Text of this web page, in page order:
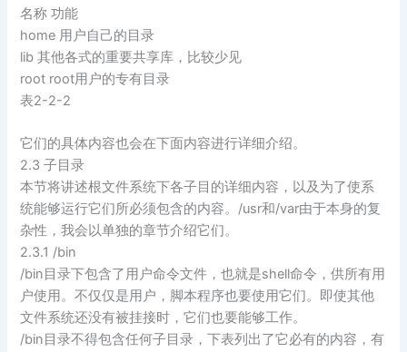
名称 功能
home 用户自己的目录
lib 其他各式的重要共享库，比较少见
root root用户的专有目录
表2-2-2
它们的具体内容也会在下面内容进行详细介绍。
2.3 子目录
本节将讲述根文件系统下各子目的详细内容，以及为了使系
统能够运行它们所必须包含的内容。/usr和/var由于本身的复
杂性，我会以单独的章节介绍它们。
2.3.1 /bin
/bin目录下包含了用户命令文件，也就是shell命令，供所有用
户使用。不仅仅是用户，脚本程序也要使用它们。即使其他
文件系统还没有被挂接时，它们也要能够工作。
/bin目录不得包含任何子目录，下表列出了它必有的内容，有